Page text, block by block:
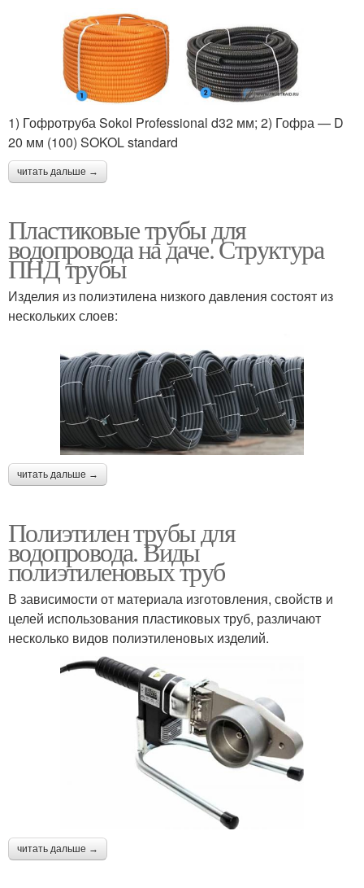
Прямошовные трубы Стальные трубы
Трубы в дюймах
Питьевые трубы Фитинги для трубы
Водоснабжения из
1) Гофротруба Sokol Professional d32 мм; 2) Гофра — D
20 мм (100) SOKOL standard
читать дальше →
Пластиковые трубы для
водопровода на даче. Структура
ПНД трубы
Изделия из полиэтилена низкого давления состоят из
нескольких слоев:
читать дальше →
Полиэтилен трубы для
водопровода. Виды
полиэтиленовых труб
В зависимости от материала изготовления, свойств и
целей использования пластиковых труб, различают
несколько видов полиэтиленовых изделий.
читать дальше →